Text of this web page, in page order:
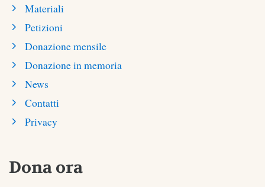
Materiali
Petizioni
Donazione mensile
Donazione in memoria
News
Contatti
Privacy
Dona ora